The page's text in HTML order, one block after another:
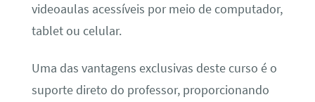
videoaulas acessíveis por meio de computador,
tablet ou celular.
Uma das vantagens exclusivas deste curso é o
suporte direto do professor, proporcionando